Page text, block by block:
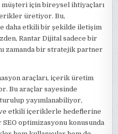
için bireysel ihtiyaçları
üretiyor. Bu,
daha etkili bir şekilde iletişim
Rantar Dijital sadece bir
zamanda bir stratejik partner
araçları, içerik üretim
Bu araçlar sayesinde
yayımlanabiliyor,
etkili içeriklerle hedeflerine
SEO optimizasyonu konusunda